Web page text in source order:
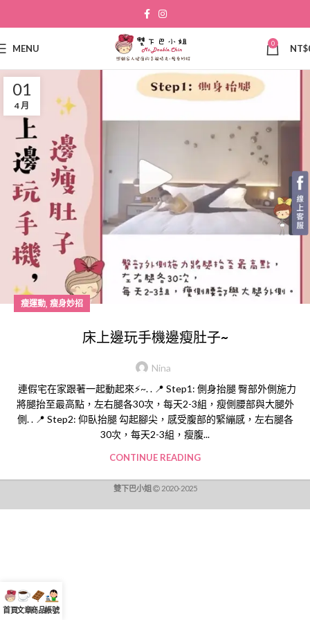
MENU 0 NT$
01
4 月
瘦運動, 瘦身妙招
床上邊玩手機邊瘦肚子~
Nina
連假宅在家跟著一起動起來⚡~. . 📍 Step1: 側身抬腿 臀部外側施力
將腿抬至最高點，左右腿各30次，每天2-3組，瘦側腰部與大腿外
側. . 📍 Step2: 仰臥抬腿 勾起腳尖，感受腹部的緊繃感，左右腿各
30次，每天2-3組，瘦腹...
CONTINUE READING
雙下巴小姐 2020-2025
首頁文章商品帳號